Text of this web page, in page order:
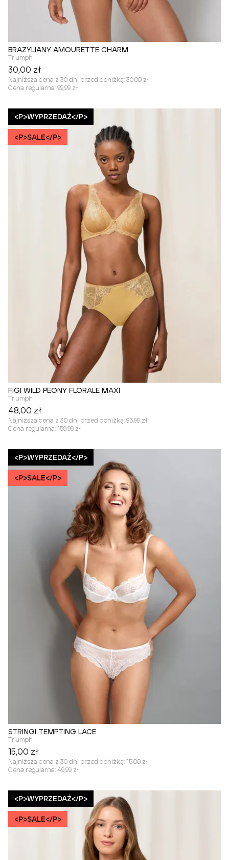
BRAZYLIANY AMOURETTE CHARM
Triumph
30,00 zł
Najniższa cena z 30 dni przed obniżką: 30,00 zł
Cena regularna: 99,99 zł
<P>WYPRZEDAŻ</P>
<P>SALE</P>
FIGI WILD PEONY FLORALE MAXI
Triumph
48,00 zł
Najniższa cena z 30 dni przed obniżką: 95,99 zł
Cena regularna: 159,99 zł
<P>WYPRZEDAŻ</P>
<P>SALE</P>
STRINGI TEMPTING LACE
Triumph
15,00 zł
Najniższa cena z 30 dni przed obniżką: 15,00 zł
Cena regularna: 49,99 zł
<P>WYPRZEDAŻ</P>
<P>SALE</P>